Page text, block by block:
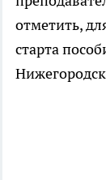
отметить,
старта